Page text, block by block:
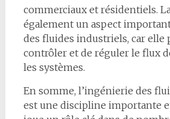
commerciaux et résidentiels.
également un aspect
des fluides industriels, car elle
contrôler et de réguler le flux
les systèmes.
En somme, l’ingénierie des
est une discipline importante